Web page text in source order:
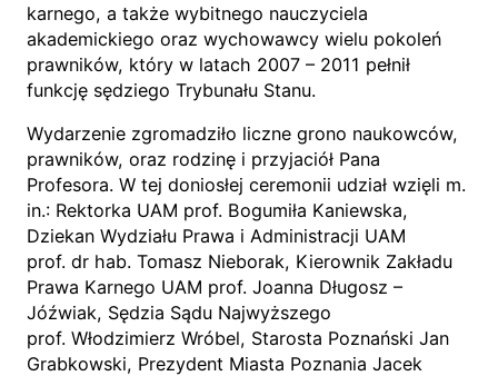
karnego, a także wybitnego nauczyciela
akademickiego oraz wychowawcy wielu pokoleń
prawników, który w latach 2007 – 2011 pełnił
funkcję sędziego Trybunału Stanu.
Wydarzenie zgromadziło liczne grono naukowców,
prawników, oraz rodzinę i przyjaciół Pana
Profesora. W tej doniosłej ceremonii udział wzięli m.
in.: Rektorka UAM prof. Bogumiła Kaniewska,
Dziekan Wydziału Prawa i Administracji UAM
prof. dr hab. Tomasz Nieborak, Kierownik Zakładu
Prawa Karnego UAM prof. Joanna Długosz –
Jóźwiak, Sędzia Sądu Najwyższego
prof. Włodzimierz Wróbel, Starosta Poznański Jan
Grabkowski, Prezydent Miasta Poznania Jacek